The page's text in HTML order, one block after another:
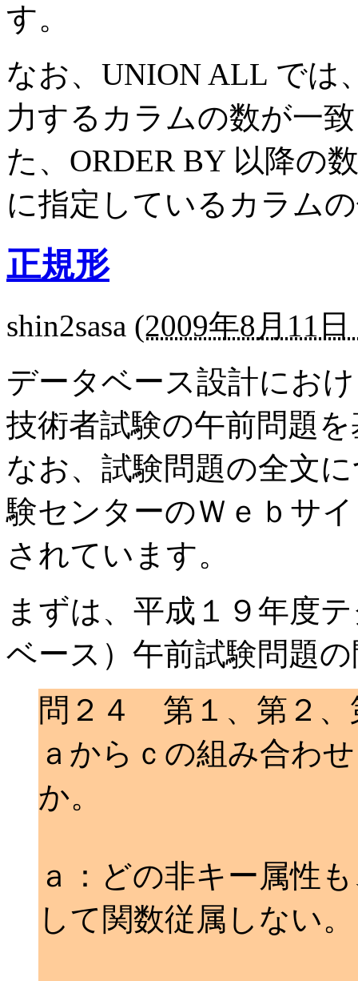
す。
なお、UNION ALL では
力するカラムの数が一
た、ORDER BY 以降の
に指定しているカラム
正規形
shin2sasa (2009年8月11日
データベース設計にお
技術者試験の午前問題
なお、試験問題の全文
験センターのＷｅｂサ
されています。
まずは、平成１９年度
ベース）午前試験問題
問２４ 第１、第２、
ａからｃの組み合わ
か。
ａ：どの非キー属性
して関数従属しない。